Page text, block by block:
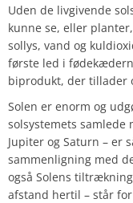
Uden de livgivende
kunne se, eller
sollys, vand og
første led i
biprodukt, der tillader
Solen er enorm og
solsystemets samlede
Jupiter og Saturn – er
sammenligning med
også Solens
afstand hertil – står